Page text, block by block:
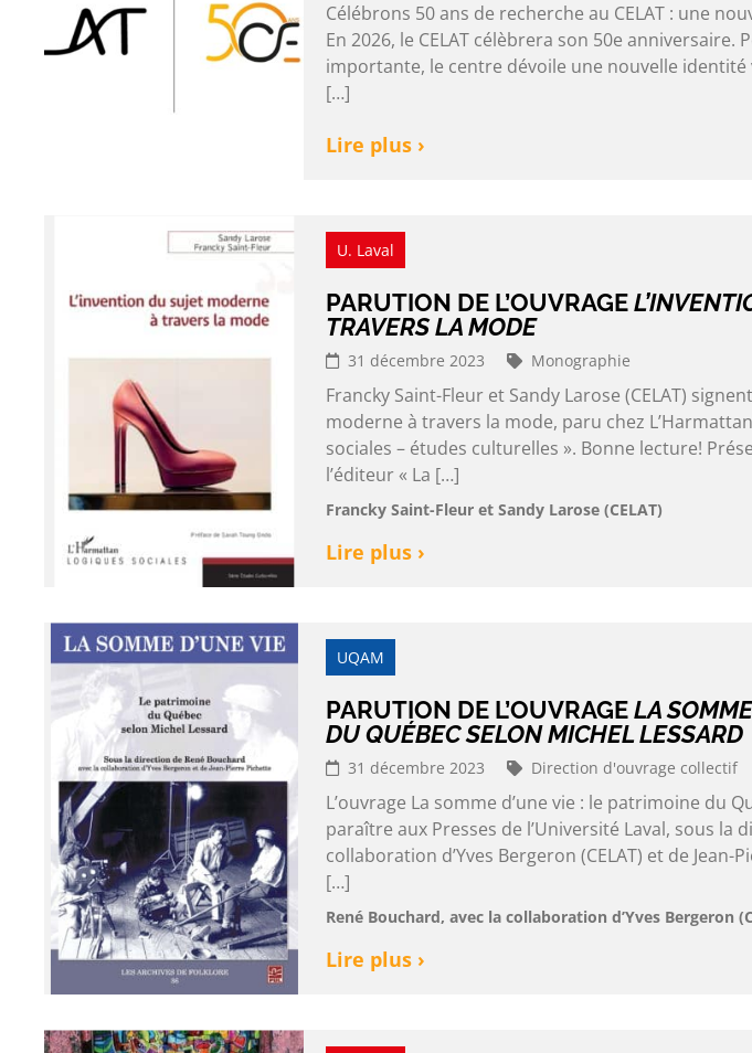
Célébrons 50 ans de recherche au CELAT : une
En 2026, le CELAT célèbrera son 50e
importante, le centre dévoile une nouvelle
[…]
Lire plus ›
U. Laval
PARUTION DE L’OUVRAGE
TRAVERS LA MODE
31 décembre 2023 Monographie
Francky Saint-Fleur et Sandy Larose (CELAT)
moderne à travers la mode, paru chez
sociales – études culturelles ». Bonne lecture!
l’éditeur « La […]
Francky Saint-Fleur et Sandy Larose (CELAT)
Lire plus ›
UQAM
PARUTION DE L’OUVRAGELA
DU QUÉBEC SELON MICHEL LESSARD
31 décembre 2023 Direction d'ouvrage collectif
L’ouvrage La somme d’une vie : le patrimoine du
paraître aux Presses de l’Université Laval, sous la
collaboration d’Yves Bergeron (CELAT) et de
[…]
René Bouchard, avec la collaboration d’Yves Bergeron
Lire plus ›